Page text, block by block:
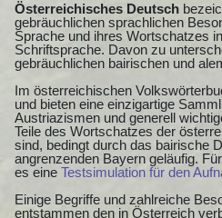
Österreichisches Deutsch
gebräuchlichen sprachlichen
Sprache und ihres Wortschatzes
Schriftsprache. Davon zu
gebräuchlichen bairischen und
Im österreichischen
und bieten eine einzigartige
Austriazismen und generell
Teile des Wortschatzes der
sind, bedingt durch das bairische
angrenzenden Bayern geläufig.
es eine Testsimulation für den
Einige Begriffe und zahlreiche
entstammen den in Österreich